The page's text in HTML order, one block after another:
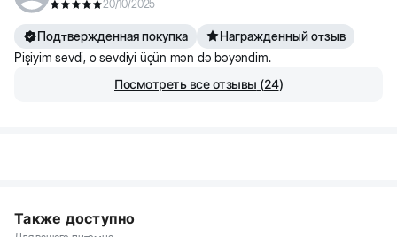
20/10/2025
Подтвержденная покупка
Награжденный отзыв
Pişiyim sevdi, o sevdiyi üçün mən də bəyəndim.
Посмотреть все отзывы (24)
Также доступно